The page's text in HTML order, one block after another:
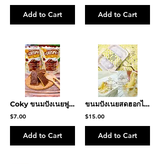
Add to Cart Add to Cart
Coky ขนมปังเนยฟูกรอบ รสชอคโกแลต
$7.00
Add to Cart
ขนมปังเนยสดฮอกไกโด
$15.00
Add to Cart